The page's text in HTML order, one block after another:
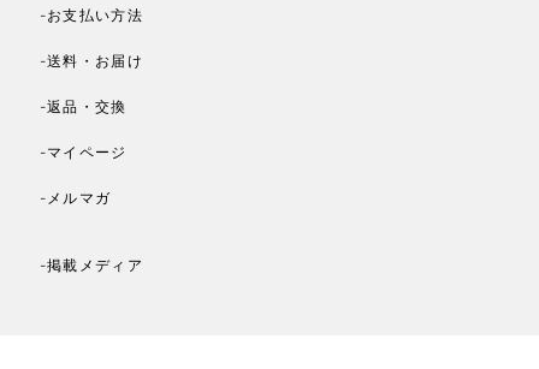
-お支払い方法
-送料・お届け
-返品・交換
-マイページ
-メルマガ
-掲載メディア